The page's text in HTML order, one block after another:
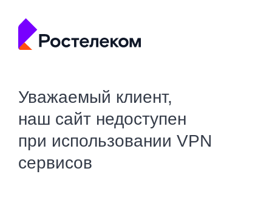
Уважаемый клиент,
наш сайт недоступен
при использовании VPN
сервисов